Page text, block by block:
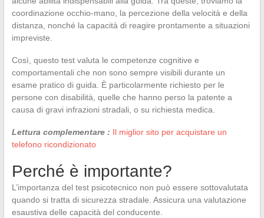
coordinazione occhio-mano, la percezione della velocità e della
distanza, nonché la capacità di reagire prontamente a situazioni
impreviste.
Così, questo test valuta le competenze cognitive e
comportamentali che non sono sempre visibili durante un
esame pratico di guida. È particolarmente richiesto per le
persone con disabilità, quelle che hanno perso la patente a
causa di gravi infrazioni stradali, o su richiesta medica.
Lettura complementare : Il miglior sito per acquistare un
telefono ricondizionato
Perché è importante?
L’importanza del test psicotecnico non può essere sottovalutata
quando si tratta di sicurezza stradale. Assicura una valutazione
esaustiva delle capacità del conducente.